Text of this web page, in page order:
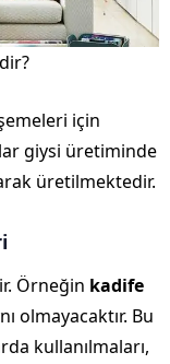
için
giysi üretiminde
üretilmektedir.
Örneğin kadife
olmayacaktır. Bu
kullanılmaları,